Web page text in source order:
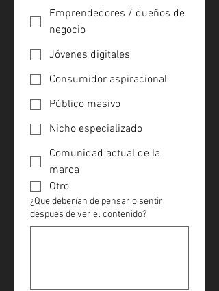
Emprendedores / dueños de
negocio
Jóvenes digitales
Consumidor aspiracional
Público masivo
Nicho especializado
Comunidad actual de la
marca
Otro
¿Que deberían de pensar o sentir
después de ver el contenido?